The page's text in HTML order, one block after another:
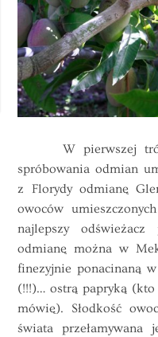
W pierwszej trójce
spróbowania odmian
z Florydy odmianę
owoców
najlepszy
odmianę można w
finezyjnie ponacinaną
(!!!)… ostrą papryką
mówię). Słodkość
świata przełamywana